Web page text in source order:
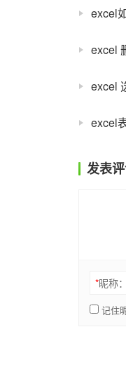
excel
excel
excel
发表
*昵称：
记住